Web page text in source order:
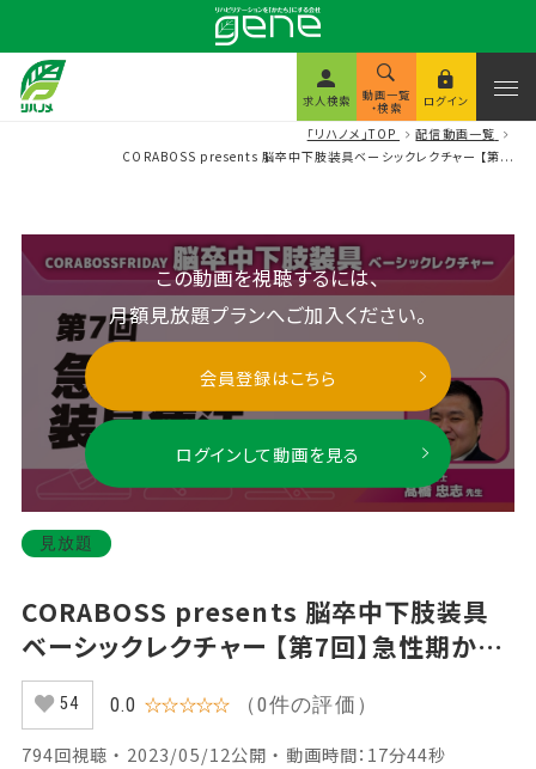
求人検索 動画一覧
・検索 ログイン
「リハノメ」TOP
配信動画一覧
CORABOSS presents 脳卒中下肢装具ベーシックレクチャー 【第...
この動画を視聴するには、
月額見放題プランへご加入ください。
会員登録はこちら
ログインして動画を見る
見放題
CORABOSS presents 脳卒中下肢装具
ベーシックレクチャー 【第7回】急性期から
始める装具療法 Part③
54 0.0 ☆☆☆☆☆ （0件の評価）
794回視聴 ・ 2023/05/12公開 ・ 動画時間：17分44秒